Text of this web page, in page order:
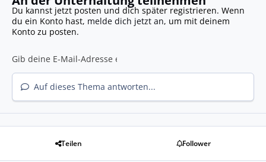
Du kannst jetzt posten und dich später registrieren. Wenn
du ein Konto hast, melde dich jetzt an, um mit deinem
Konto zu posten.
Auf dieses Thema antworten...
Teilen Follower